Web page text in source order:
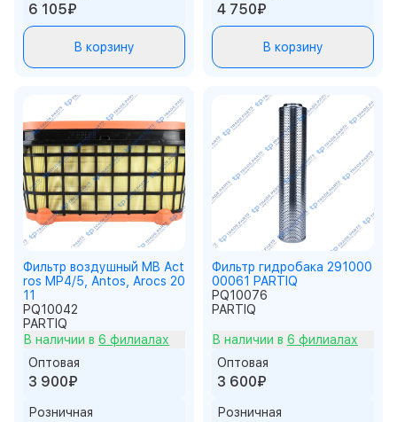
6 105₽
В корзину
4 750₽
В корзину
Фильтр воздушный MB Act
ros MP4/5, Antos, Arocs 20
11
PQ10042
PARTIQ
В наличии в 6 филиалах
Оптовая
3 900₽
Розничная
Фильтр гидробака 291000
00061 PARTIQ
PQ10076
PARTIQ
В наличии в 6 филиалах
Оптовая
3 600₽
Розничная